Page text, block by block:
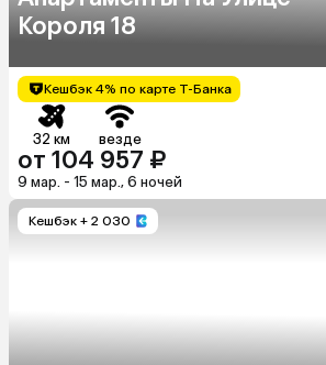
Короля 18
Кешбэк 4% по карте Т-Банка
32 км везде
от 104 957 ₽
9 мар. - 15 мар., 6 ночей
Кешбэк + 2 030